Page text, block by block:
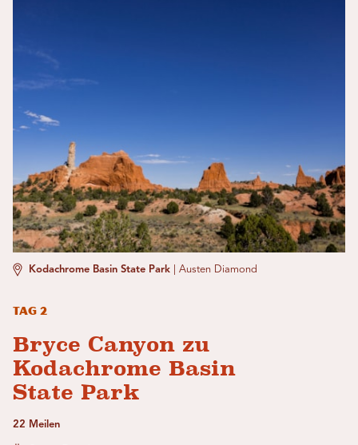
Kodachrome Basin State Park Austen Diamond
Tag 2
Bryce Canyon zu
Kodachrome Basin
State Park
22 Meilen